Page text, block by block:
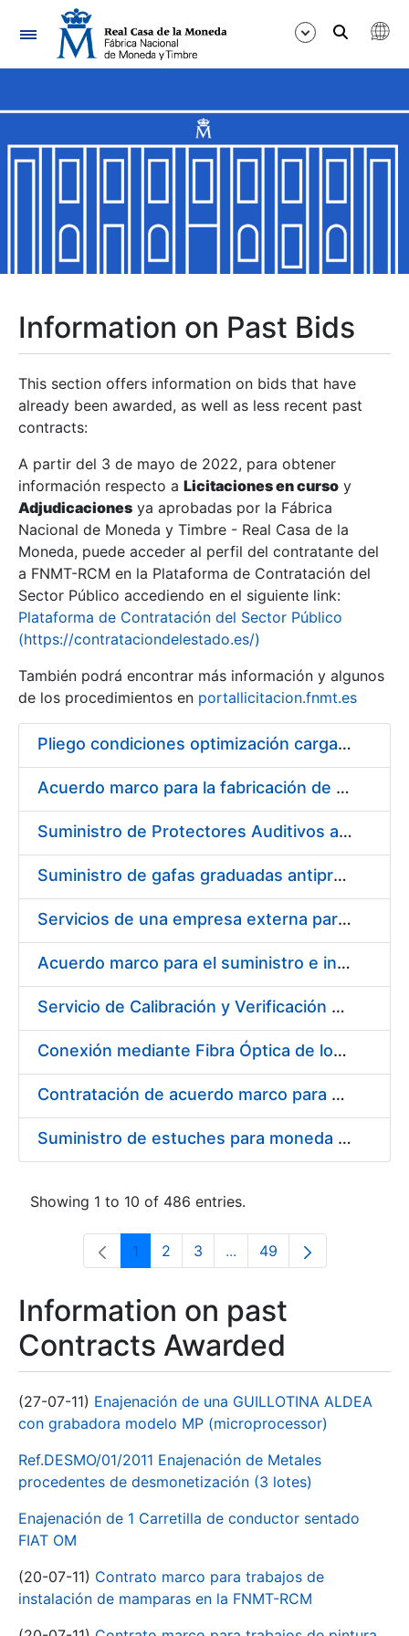
Navigation
Show/Hide
Show/Hide
Show/Hide
Show/Hide
Show/Hide
Show/Hide
Information on Past Bids
This section offers information on bids that have
already been awarded, as well as less recent past
contracts:
A partir del 3 de mayo de 2022, para obtener
información respecto a Licitaciones en curso y
Adjudicaciones ya aprobadas por la Fábrica
Nacional de Moneda y Timbre - Real Casa de la
Moneda, puede acceder al perfil del contratante del
a FNMT-RCM en la Plataforma de Contratación del
Sector Público accediendo en el siguiente link:
Plataforma de Contratación del Sector Público
(https://contrataciondelestado.es/)
También podrá encontrar más información y algunos
de los procedimientos en portallicitacion.fnmt.es
Pliego condiciones optimización cargas compras firmado
Acuerdo marco para la fabricación de piezas
Suministro de Protectores Auditivos a medida para las personas trabajadoras de los Centros de Trabajo de Madrid y Burgos
Suministro de gafas graduadas antiproyecciones para los trabajadores de la FNMT-RCM en los centros de trabajo de Madrid y Burgos
Servicios de una empresa externa para el asesoramiento y resolución de los recursos de alzada que se presentan relacionados con procesos de selección para la FNMT-RCM
Acuerdo marco para el suministro e instalación de persianas, estores y otros complementos
Servicio de Calibración y Verificación Externa de los Equipos de Medición del Servicio de Prevención de la FNMT-RCM
Conexión mediante Fibra Óptica de los Centros de Proceso de Datos (CPDs) de las sedes de la FNMT-RCM de Burgos y Madrid
Contratación de acuerdo marco para el Suministro de Material de Electricidad para la Fábrica Nacional de Moneda y Timbre-Real Casa de la Moneda en su centro de trabajo de Burgos
Suministro de estuches para moneda de 30 €
Showing 1 to 10 of 486 entries.
Page
1 Page
2 Page
3 ...Intermediate Pages Use
Page
49
Information on past
Contracts Awarded
(27-07-11) Enajenación de una GUILLOTINA ALDEA
con grabadora modelo MP (microprocessor)
Ref.DESMO/01/2011 Enajenación de Metales
procedentes de desmonetización (3 lotes)
Enajenación de 1 Carretilla de conductor sentado
FIAT OM
(20-07-11) Contrato marco para trabajos de
instalación de mamparas en la FNMT-RCM